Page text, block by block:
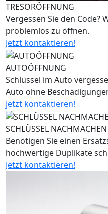
TRESORÖFFNUNG
Vergessen Sie den Code?
problemlos zu öffnen.
Jetzt kontaktieren!
AUTOÖFFNUNG
Schlüssel im Auto
Auto ohne
Jetzt kontaktieren!
SCHLÜSSEL NACHMACHEN
Benötigen Sie einen
hochwertige Duplikate
Jetzt kontaktieren!